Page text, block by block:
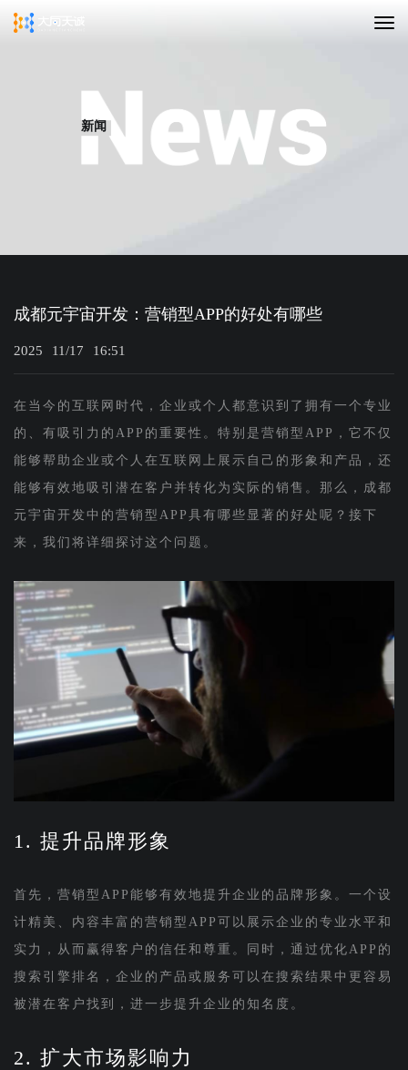
新闻
成都元宇宙开发：营销型APP的好处有哪些
2025 11/17 16:51
在当今的互联网时代，企业或个人都意识到了拥有一个专业
的、有吸引力的APP的重要性。特别是营销型APP，它不仅
能够帮助企业或个人在互联网上展示自己的形象和产品，还
能够有效地吸引潜在客户并转化为实际的销售。那么，成都
元宇宙开发中的营销型APP具有哪些显著的好处呢？接下
来，我们将详细探讨这个问题。
1. 提升品牌形象
首先，营销型APP能够有效地提升企业的品牌形象。一个设
计精美、内容丰富的营销型APP可以展示企业的专业水平和
实力，从而赢得客户的信任和尊重。同时，通过优化APP的
搜索引擎排名，企业的产品或服务可以在搜索结果中更容易
被潜在客户找到，进一步提升企业的知名度。
2. 扩大市场影响力